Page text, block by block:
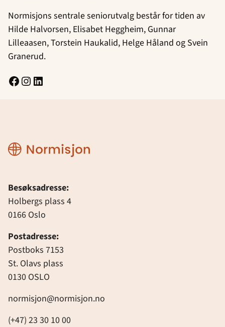
Normisjons sentrale seniorutvalg består for tiden av
Hilde Halvorsen, Elisabet Heggheim, Gunnar
Lilleaasen, Torstein Haukalid, Helge Håland og Svein
Granerud.
Facebook
Instagram
LinkedIn
Normisjon
Besøksadresse:
Holbergs plass 4
0166 Oslo
Postadresse:
Postboks 7153
St. Olavs plass
0130 OSLO
normisjon@normisjon.no
(+47) 23 30 10 00